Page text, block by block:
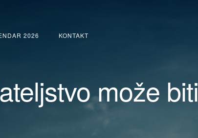
2026 KONTAKT
može biti